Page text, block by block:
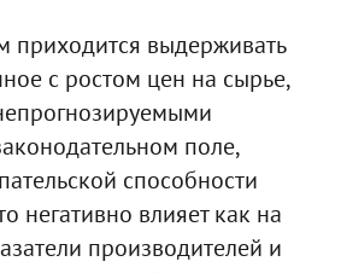
приходится выдерживать
с ростом цен на сырье,
поле,
способности
негативно влияет как на
производителей и